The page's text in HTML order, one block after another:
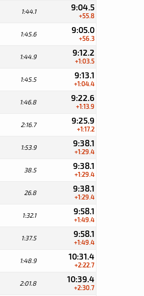
1:44.1 9:04.5
+55.8
1:45.6 9:05.0
+56.3
1:44.9 9:12.2
+1:03.5
1:45.5 9:13.1
+1:04.4
1:46.8 9:22.6
+1:13.9
2:16.7 9:25.9
+1:17.2
1:53.9 9:38.1
+1:29.4
38.5 9:38.1
+1:29.4
26.8 9:38.1
+1:29.4
1:32.1 9:58.1
+1:49.4
1:37.5 9:58.1
+1:49.4
1:48.9 10:31.4
+2:22.7
2:01.8 10:39.4
+2:30.7